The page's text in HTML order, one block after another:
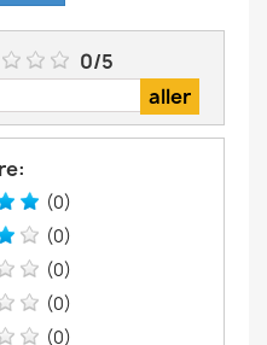
0/5
(0)
(0)
(0)
(0)
(0)